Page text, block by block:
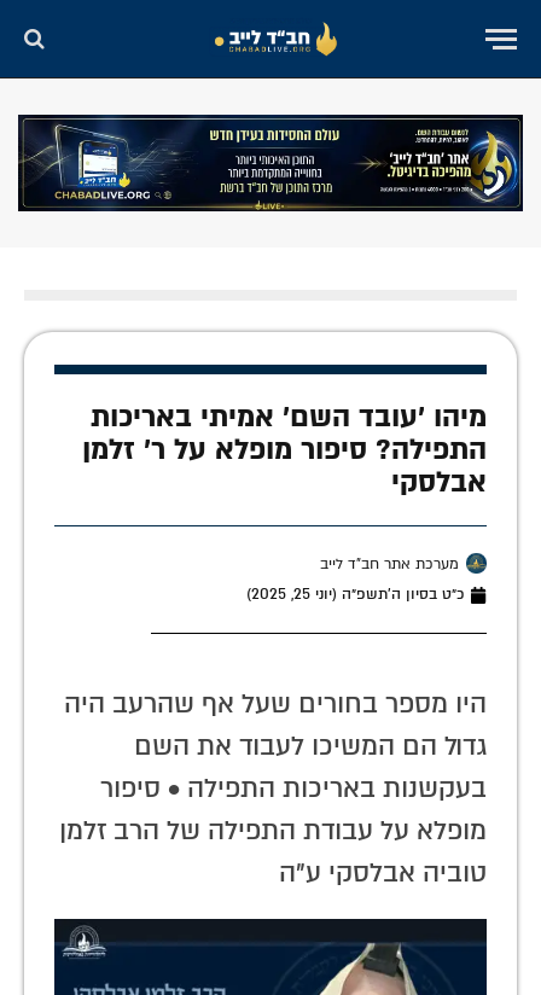
מיהו 'עובד השם' אמיתי באריכות
התפילה? סיפור מופלא על ר' זלמן
אבלסקי
מערכת אתר חב"ד לייב
כ״ט בסיון ה׳תשפ״ה (יוני 25, 2025)
היו מספר בחורים שעל אף שהרעב היה
גדול הם המשיכו לעבוד את השם
בעקשנות באריכות התפילה • סיפור
מופלא על עבודת התפילה של הרב זלמן
טוביה אבלסקי ע"ה